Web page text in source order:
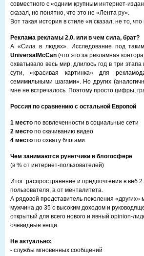
совместного с «одним крупным интернет-
сказал, но понятно, что это не «Лента ру».
Вот такая история в стиле «я сказал, не то,
Реклама рекламы 2.0. или в чем сила, брат?
А «Сила в людях». Исследование под
UniversalMcCan (что это за рекламная
охватывало весь мир, длилось год в три
сути, «красивая картинка» для
семимильными шагами». Но других
мне не встречалось. Поэтому просто цифры,
Россия по сравнению с остальной Европой
1 место по вовлеченности в социальные сети
2 место по скачиванию видео
4 место по охвату блогами
Чем занимаются рунетчики в блогосфере
(в % от интернет-пользователей)
Итог: распространение и предпочтения в веб
пользователя, а от менталитета.
А рядовой представитель поколения
мужчина до 35 с высоким доходом и
открытый для всего нового и явный opinion-
очевидные вещи.
Не актуально:
- службы мгновенных сообщений